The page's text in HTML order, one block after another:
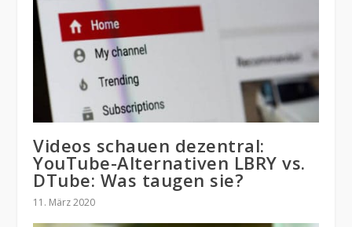
Videos schauen dezentral:
YouTube-Alternativen LBRY vs.
DTube: Was taugen sie?
11. März 2020